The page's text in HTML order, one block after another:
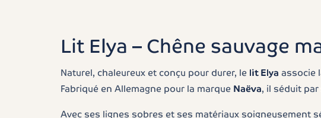
Lit Elya – Chêne sauvage
Naturel, chaleureux et conçu pour durer, le lit Elya associe
Fabriqué en Allemagne pour la marque Naëva, il séduit
Avec ses lignes sobres et ses matériaux soigneusement